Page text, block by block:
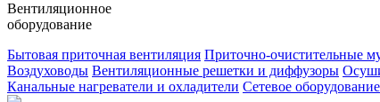
Вентиляционное
оборудование
Бытовая приточная вентиляция Приточно-очистительные
Воздуховоды Вентиляционные решетки и диффузоры
Канальные нагреватели и охладители Сетевое оборудование